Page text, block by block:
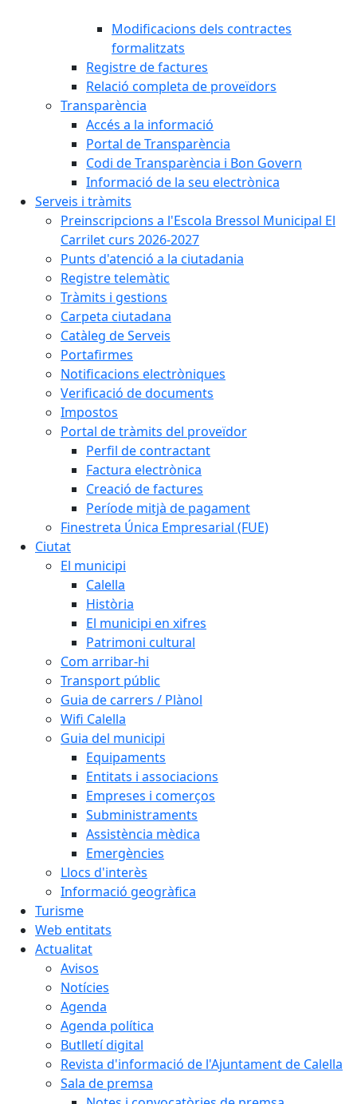
Modificacions dels contractes
formalitzats
Registre de factures
Relació completa de proveïdors
Transparència
Accés a la informació
Portal de Transparència
Codi de Transparència i Bon Govern
Informació de la seu electrònica
Serveis i tràmits
Preinscripcions a l'Escola Bressol Municipal El
Carrilet curs 2026-2027
Punts d'atenció a la ciutadania
Registre telemàtic
Tràmits i gestions
Carpeta ciutadana
Catàleg de Serveis
Portafirmes
Notificacions electròniques
Verificació de documents
Impostos
Portal de tràmits del proveïdor
Perfil de contractant
Factura electrònica
Creació de factures
Període mitjà de pagament
Finestreta Única Empresarial (FUE)
Ciutat
El municipi
Calella
Història
El municipi en xifres
Patrimoni cultural
Com arribar-hi
Transport públic
Guia de carrers / Plànol
Wifi Calella
Guia del municipi
Equipaments
Entitats i associacions
Empreses i comerços
Subministraments
Assistència mèdica
Emergències
Llocs d'interès
Informació geogràfica
Turisme
Web entitats
Actualitat
Avisos
Notícies
Agenda
Agenda política
Butlletí digital
Revista d'informació de l'Ajuntament de Calella
Sala de premsa